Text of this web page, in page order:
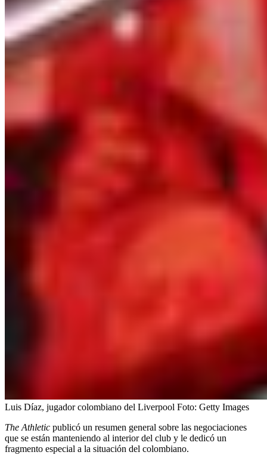
Luis Díaz, jugador colombiano del Liverpool Foto: Getty Images
The Athletic publicó un resumen general sobre las negociaciones
que se están manteniendo al interior del club y le dedicó un
fragmento especial a la situación del colombiano.